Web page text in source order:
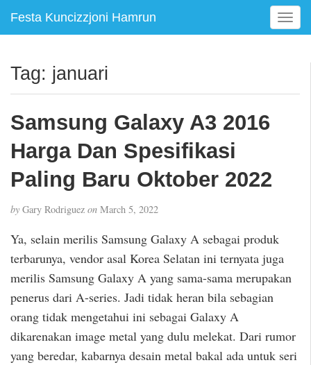
Festa Kuncizzjoni Hamrun
T
o
e
Tag: januari
Samsung Galaxy A3 2016
Harga Dan Spesifikasi
Paling Baru Oktober 2022
by Gary Rodriguez on March 5, 2022
Ya, selain merilis Samsung Galaxy A sebagai produk
terbarunya, vendor asal Korea Selatan ini ternyata juga
merilis Samsung Galaxy A yang sama-sama merupakan
penerus dari A-series. Jadi tidak heran bila sebagian
orang tidak mengetahui ini sebagai Galaxy A
dikarenakan image metal yang dulu melekat. Dari rumor
yang beredar, kabarnya desain metal bakal ada untuk seri